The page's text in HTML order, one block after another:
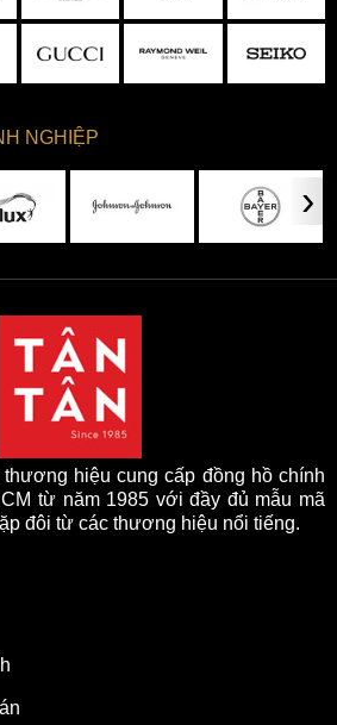
NGHIỆP
›
thương hiệu cung cấp đồng hồ chính
từ năm 1985 với đầy đủ mẫu mã
đôi từ các thương hiệu nổi tiếng.